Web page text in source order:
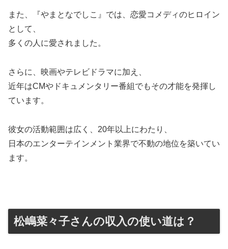
また、『やまとなでしこ』では、恋愛コメディのヒロイン
として、
多くの人に愛されました。
さらに、映画やテレビドラマに加え、
近年はCMやドキュメンタリー番組でもその才能を発揮し
ています。
彼女の活動範囲は広く、20年以上にわたり、
日本のエンターテインメント業界で不動の地位を築いてい
ます。
松嶋菜々子さんの収入の使い道は？